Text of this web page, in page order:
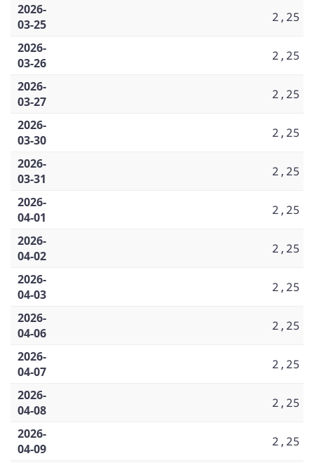
2026-
03-25
2,25
2026-
03-26
2,25
2026-
03-27
2,25
2026-
03-30
2,25
2026-
03-31
2,25
2026-
04-01
2,25
2026-
04-02
2,25
2026-
04-03
2,25
2026-
04-06
2,25
2026-
04-07
2,25
2026-
04-08
2,25
2026-
04-09
2,25